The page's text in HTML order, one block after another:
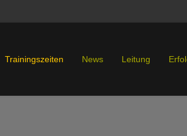
Trainingszeiten News Leitung